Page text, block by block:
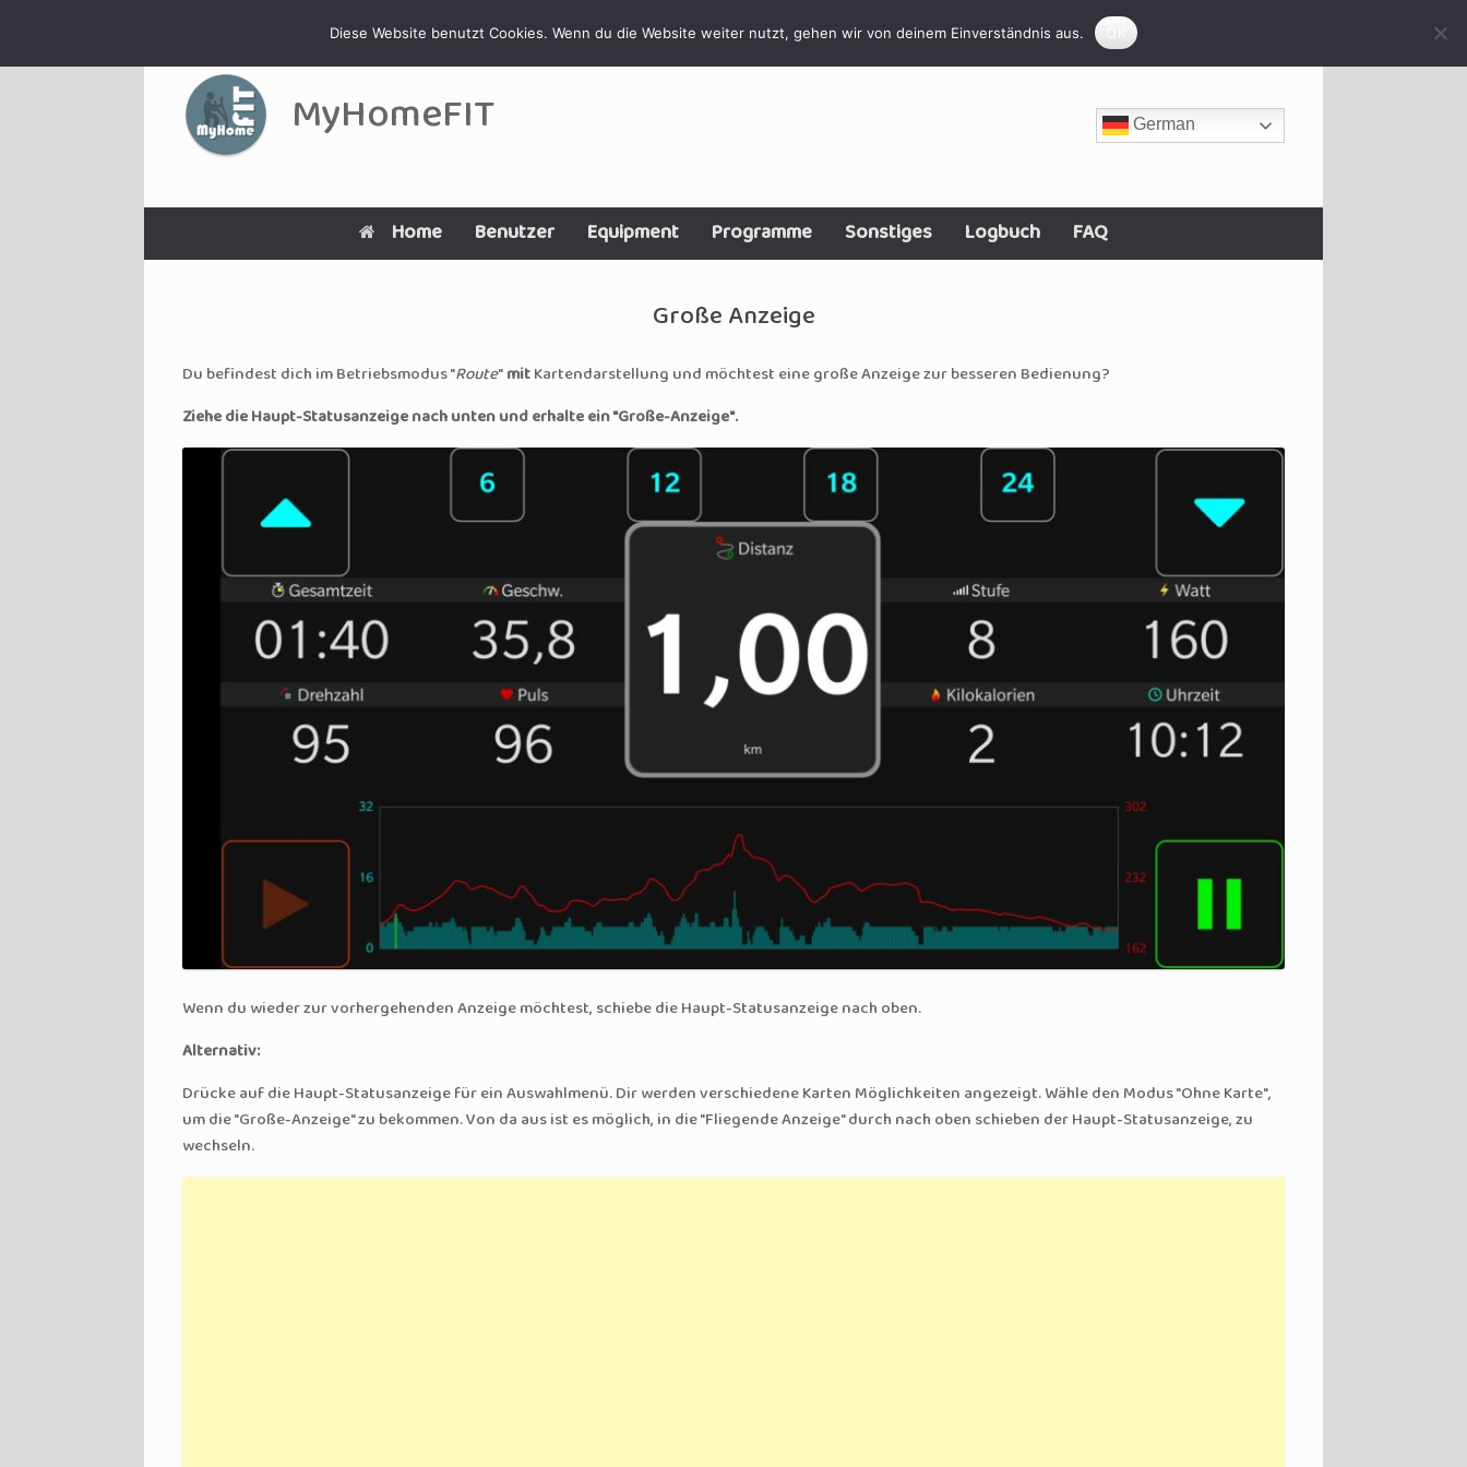
springen
MyHomeFIT German
Home Benutzer Equipment Programme Sonstiges Logbuch FAQ
Große Anzeige
Du befindest dich im Betriebsmodus "Route"mitKartendarstellung und möchtest eine große Anzeige zur besseren Bedienung?
Ziehe die Haupt-Statusanzeige nach unten und erhalte ein "Große-Anzeige".
Wenn du wieder zur vorhergehenden Anzeige möchtest, schiebe die Haupt-Statusanzeige nach oben.
Alternativ:
Drücke auf die Haupt-Statusanzeige für ein Auswahlmenü. Dir werden verschiedene Karten Möglichkeiten angezeigt. Wähle den Modus "Ohne Karte",
um die "Große-Anzeige" zu bekommen. Von da aus ist es möglich, in die "Fliegende Anzeige" durch nach oben schieben der Haupt-Statusanzeige, zu
wechseln.
Diese Website benutzt Cookies. Wenn du die Website weiter nutzt, gehen wir von deinem Einverständnis aus.